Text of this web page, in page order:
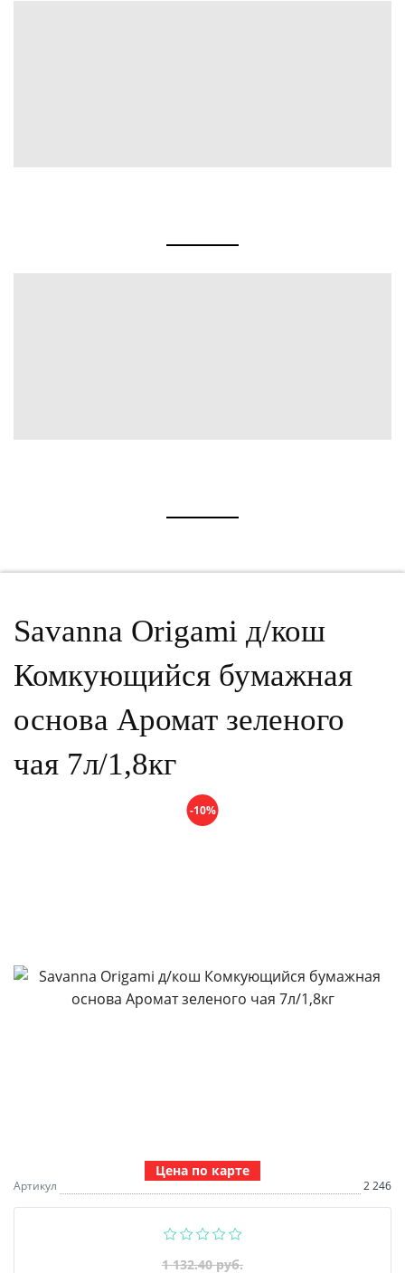
Savanna Origami д/кош
Комкующийся бумажная
основа Аромат зеленого
чая 7л/1,8кг
Цена по карте
-10%
Артикул 2 246
1 132.40 руб.